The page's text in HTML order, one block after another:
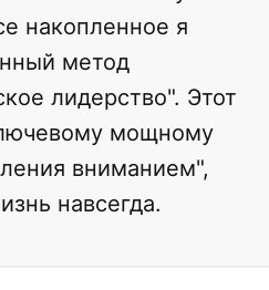
накопленное я
метод
лидерство". Этот
мощному
вниманием",
навсегда.